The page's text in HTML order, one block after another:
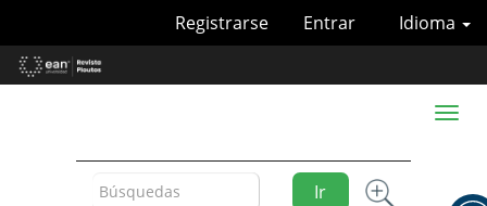
Contenido
principal
Idioma
Registrarse Entrar
Ir
Toggle